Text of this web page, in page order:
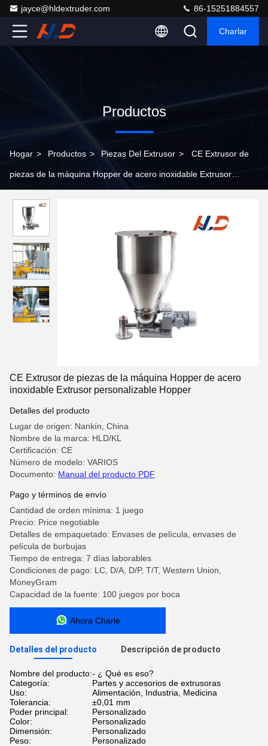
jayce@hldextruder.com 86-15251884557
Charlar
Productos
Hogar > Productos > Piezas Del Extrusor > CE Extrusor de
piezas de la máquina Hopper de acero inoxidable Extrusor
CE Extrusor de piezas de la máquina Hopper de acero
inoxidable Extrusor personalizable Hopper
Detalles del producto
Lugar de origen: Nankín, China
Nombre de la marca: HLD/KL
Certificación: CE
Número de modelo: VARIOS
Documento: Manual del producto PDF
Pago y términos de envío
Cantidad de orden mínima: 1 juego
Precio: Price negotiable
Detalles de empaquetado: Envases de película, envases de
película de burbujas
Tiempo de entrega: 7 días laborables
Condiciones de pago: LC, D/A, D/P, T/T, Western Union,
MoneyGram
Capacidad de la fuente: 100 juegos por boca
Ahora Charle
Detalles del producto Descripción de producto
Nombre del producto:- ¿ Qué es eso?
Categoría:
Partes y accesorios de extrusoras
Uso:
Alimentación, Industria, Medicina
Tolerancia:
±0,01 mm
Poder principal:
Personalizado
Color:
Personalizado
Dimensión:
Personalizado
Peso:
Personalizado